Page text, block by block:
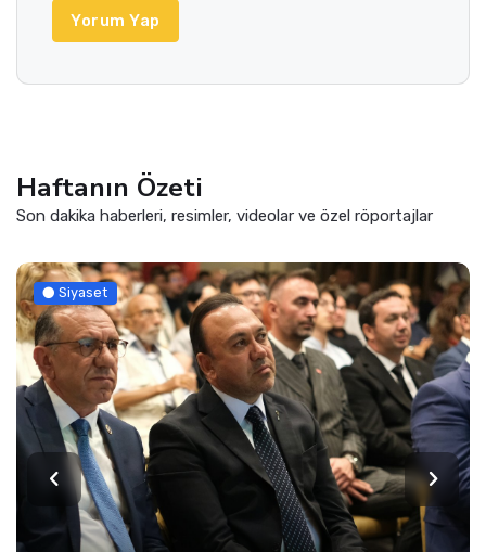
Yorum Yap
Haftanın Özeti
Son dakika haberleri, resimler, videolar ve özel röportajlar
Siyaset